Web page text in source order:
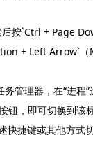
按`Ctrl + Page
+ Left Arrow`（
管理器，在“进程”
钮，即可切换到该
快捷键或其他方式